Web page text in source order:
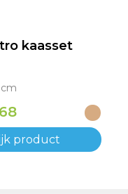
kaasset
cm
product